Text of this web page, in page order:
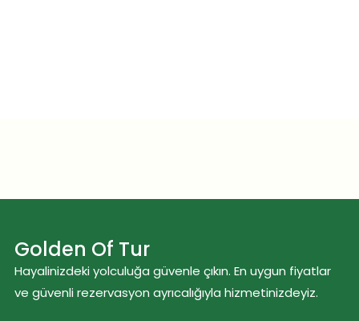
Golden Of Tur
Hayalinizdeki yolculuğa güvenle çıkın. En uygun fiyatlar
ve güvenli rezervasyon ayrıcalığıyla hizmetinizdeyiz.